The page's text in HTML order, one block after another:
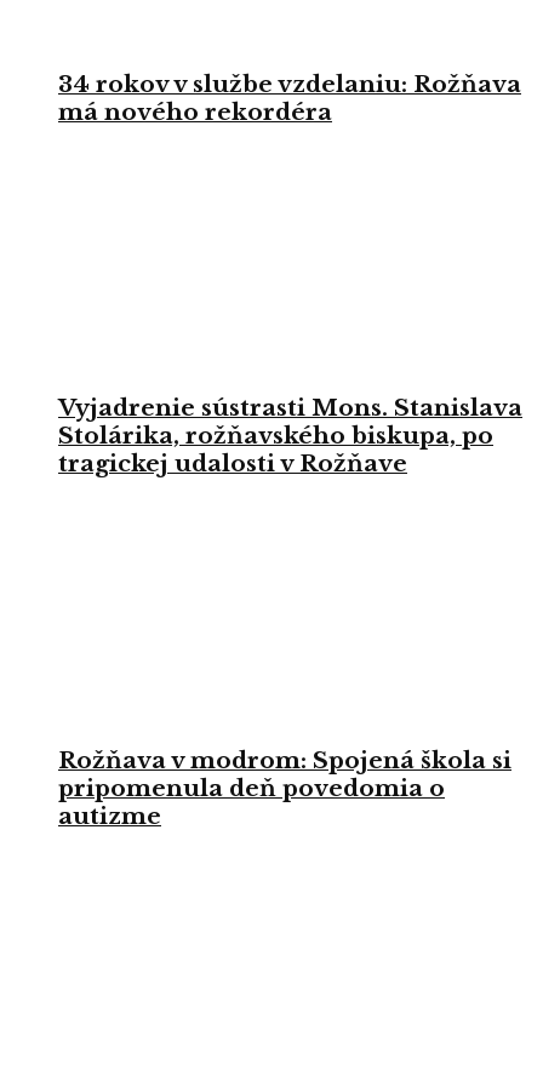
34 rokov v službe vzdelaniu: Rožňava
má nového rekordéra
Vyjadrenie sústrasti Mons. Stanislava
Stolárika, rožňavského biskupa, po
tragickej udalosti v Rožňave
Rožňava v modrom: Spojená škola si
pripomenula deň povedomia o
autizme